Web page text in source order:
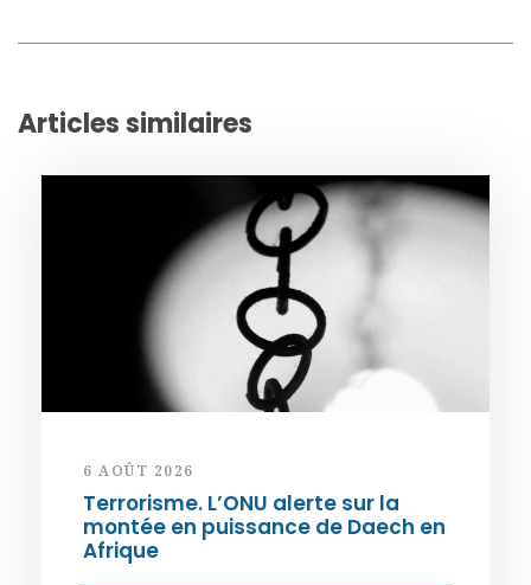
Articles similaires
6 AOÛT 2026
Terrorisme. L’ONU alerte sur la
montée en puissance de Daech en
Afrique